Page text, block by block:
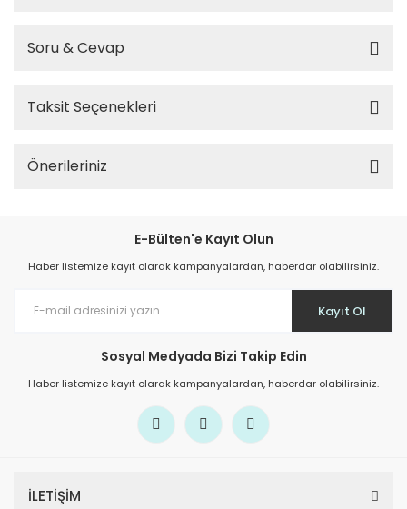
Soru & Cevap
Taksit Seçenekleri
Önerileriniz
E-Bülten'e Kayıt Olun
Haber listemize kayıt olarak kampanyalardan, haberdar olabilirsiniz.
Kayıt Ol
Sosyal Medyada Bizi Takip Edin
Haber listemize kayıt olarak kampanyalardan, haberdar olabilirsiniz.
İLETİŞİM